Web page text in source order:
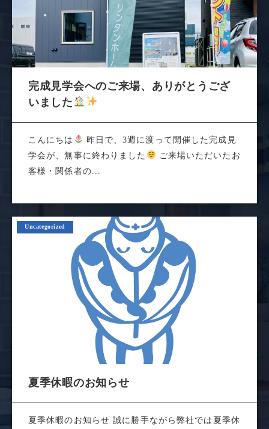
完成見学会へのご来場、ありがとうござ
いました
こんにちは
昨日で、3週に渡って開催した完成見
学会が、無事に終わりました
ご来場いただいたお
客様・関係者の...
Uncategorized
夏季休暇のお知らせ
夏季休暇のお知らせ 誠に勝手ながら弊社では夏季休